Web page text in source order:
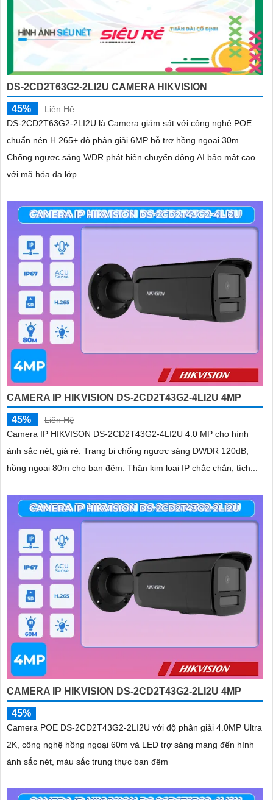
DS-2CD2T63G2-2LI2U CAMERA HIKVISION
45%
Liên Hệ
DS-2CD2T63G2-2LI2U là Camera giám sát với công nghệ POE
chuẩn nén H.265+ độ phân giải 6MP hỗ trợ hồng ngoại 30m.
Chống ngược sáng WDR phát hiện chuyển động AI bảo mật cao
với mã hóa đa lớp
CAMERA IP HIKVISION DS-2CD2T43G2-4LI2U 4MP
45%
Liên Hệ
Camera IP HIKVISON DS-2CD2T43G2-4LI2U 4.0 MP cho hình
ảnh sắc nét, giá rẻ. Trang bị chống ngược sáng DWDR 120dB,
hồng ngoại 80m cho ban đêm. Thân kim loại IP chắc chắn, tích...
CAMERA IP HIKVISION DS-2CD2T43G2-2LI2U 4MP
45%
Camera POE DS-2CD2T43G2-2LI2U với độ phân giải 4.0MP Ultra
2K, công nghệ hồng ngoại 60m và LED trợ sáng mang đến hình
ảnh sắc nét, màu sắc trung thực ban đêm